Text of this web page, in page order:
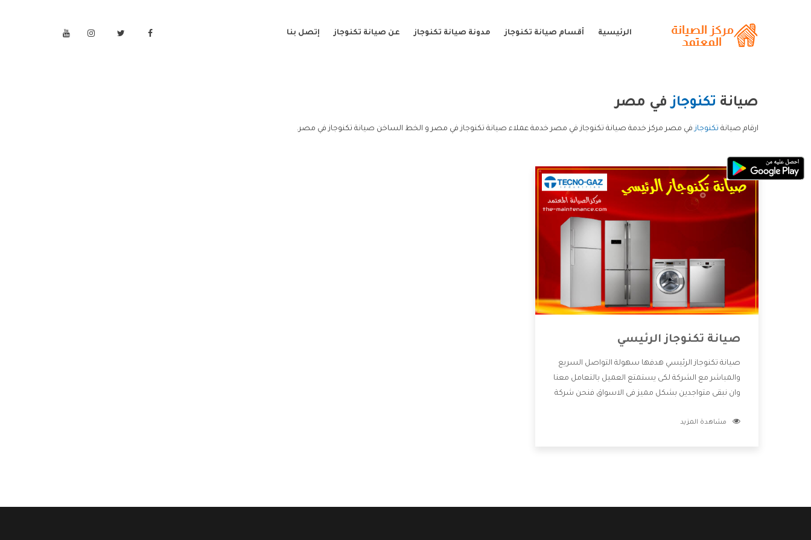
الرئيسية أقسام صيانة تكنوجاز مدونة صيانة تكنوجاز عن صيانة تكنوجاز إتصل بنا
صيانة تكنوجازفي مصر
ارقام صيانة تكنوجازفي مصر مركز خدمة صيانة تكنوجاز في مصر خدمة عملاء صيانة تكنوجاز في مصر و الخط الساخن صيانة تكنوجاز في مصر.
صيانة تكنوجاز الرئيسي
صيانة تكنوجاز الرئيسي هدفها سهولة التواصل السريع
والمباشر مع الشركة لكى يستمتع العميل بالتعامل معنا
وان نبقى متواجدين بشكل مميز فى الاسواق فنحن شركة
بالخدمات التى تنفرد الشركة بها والتى تكون منها خدمة
مشاهدة المزيد